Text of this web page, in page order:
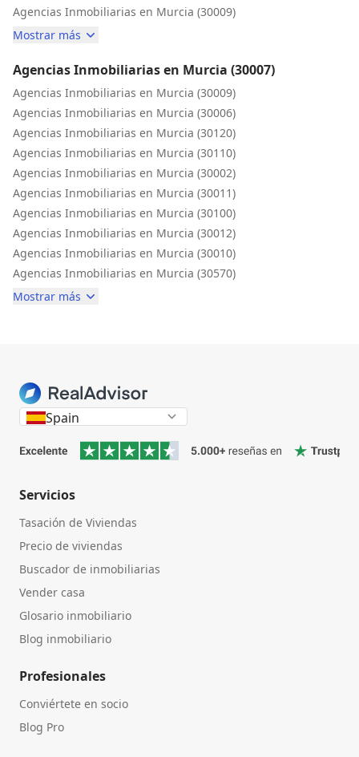
Agencias Inmobiliarias en Murcia (30009)
Mostrar más
Agencias Inmobiliarias en Murcia (30007)
Agencias Inmobiliarias en Murcia (30009)
Agencias Inmobiliarias en Murcia (30006)
Agencias Inmobiliarias en Murcia (30120)
Agencias Inmobiliarias en Murcia (30110)
Agencias Inmobiliarias en Murcia (30002)
Agencias Inmobiliarias en Murcia (30011)
Agencias Inmobiliarias en Murcia (30100)
Agencias Inmobiliarias en Murcia (30012)
Agencias Inmobiliarias en Murcia (30010)
Agencias Inmobiliarias en Murcia (30570)
Mostrar más
Spain
Servicios
Tasación de Viviendas
Precio de viviendas
Buscador de inmobiliarias
Vender casa
Glosario inmobiliario
Blog inmobiliario
Profesionales
Conviértete en socio
Blog Pro